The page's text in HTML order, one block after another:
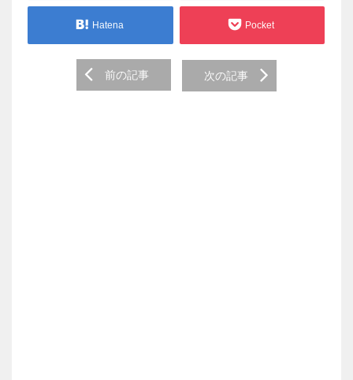
Hatena Pocket
navigation
前の記事 次の記事